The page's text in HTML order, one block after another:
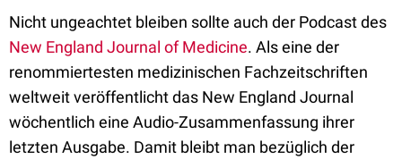
Nicht ungeachtet bleiben sollte auch der Podcast des
New England Journal of Medicine. Als eine der
renommiertesten medizinischen Fachzeitschriften
weltweit veröffentlicht das New England Journal
wöchentlich eine Audio-Zusammenfassung ihrer
letzten Ausgabe. Damit bleibt man bezüglich der